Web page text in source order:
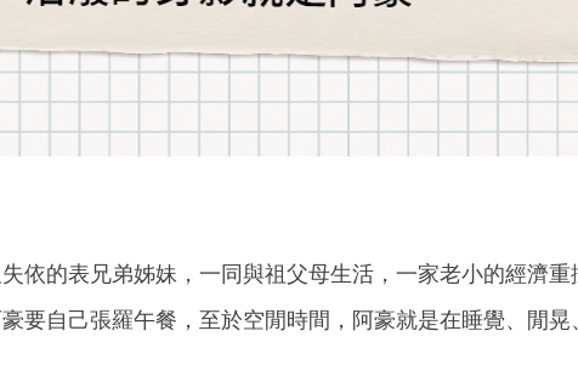
依的表兄弟姊妹，一同與祖父母生活，一家老小的經濟
要自己張羅午餐，至於空閒時間，阿豪就是在睡覺、閒晃